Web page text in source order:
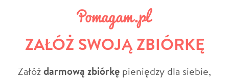
ZAŁÓŻ SWOJĄ ZBIÓRKĘ
Załóżdarmową zbiórkę pieniędzy dla siebie,